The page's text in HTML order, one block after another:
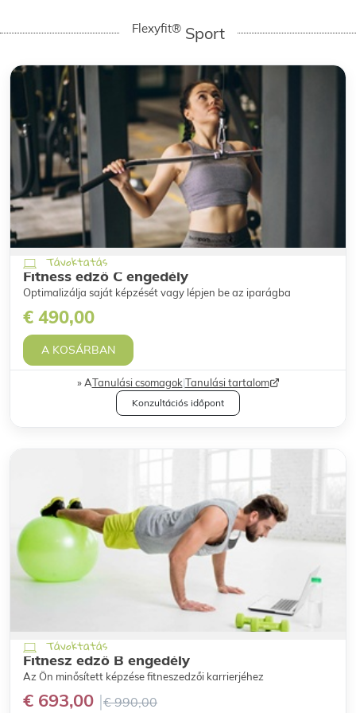
Flexyfit®Sport
Távoktatás
Fitness edző C engedély
Optimalizálja saját képzését vagy lépjen be az iparágba
€ 490,00
A KOSÁRBAN
ATanulási csomagok|Tanulási tartalom
Konzultációs időpont
Távoktatás
Fitnesz edző B engedély
Az Ön minősített képzése fitneszedzői karrierjéhez
€ 693,00 € 990,00